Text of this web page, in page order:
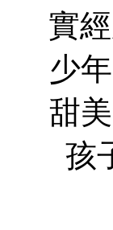
實
少
甜
孩